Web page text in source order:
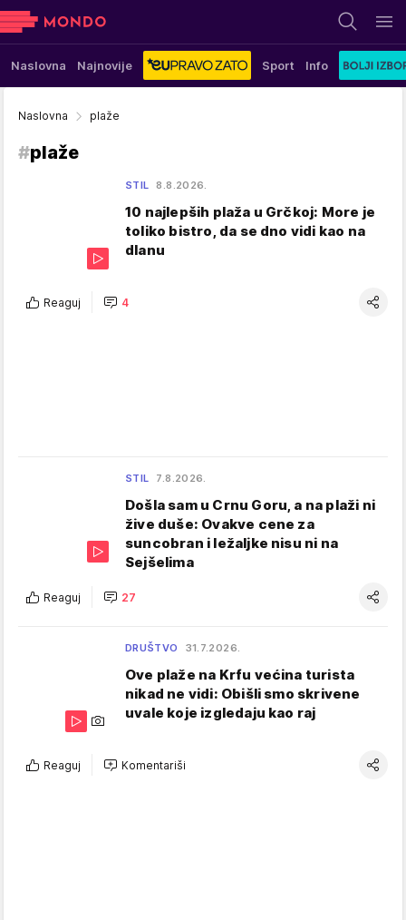
Naslovna Najnovije Sport Info
Naslovna plaže
#plaže
STIL 8.8.2026.
10 najlepših plaža u Grčkoj: More je
toliko bistro, da se dno vidi kao na
dlanu
Reaguj 4
STIL 7.8.2026.
Došla sam u Crnu Goru, a na plaži ni
žive duše: Ovakve cene za
suncobran i ležaljke nisu ni na
Sejšelima
Reaguj 27
DRUŠTVO 31.7.2026.
Ove plaže na Krfu većina turista
nikad ne vidi: Obišli smo skrivene
uvale koje izgledaju kao raj
Reaguj Komentariši